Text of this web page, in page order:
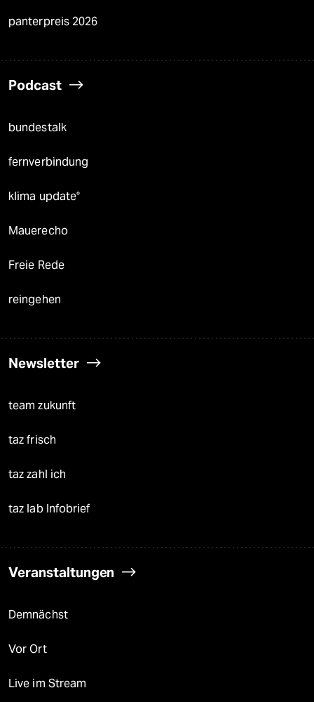
panterpreis 2026
Podcast
bundestalk
fernverbindung
klima update°
Mauerecho
Freie Rede
reingehen
Newsletter
team zukunft
taz frisch
taz zahl ich
taz lab Infobrief
Veranstaltungen
Demnächst
Vor Ort
Live im Stream